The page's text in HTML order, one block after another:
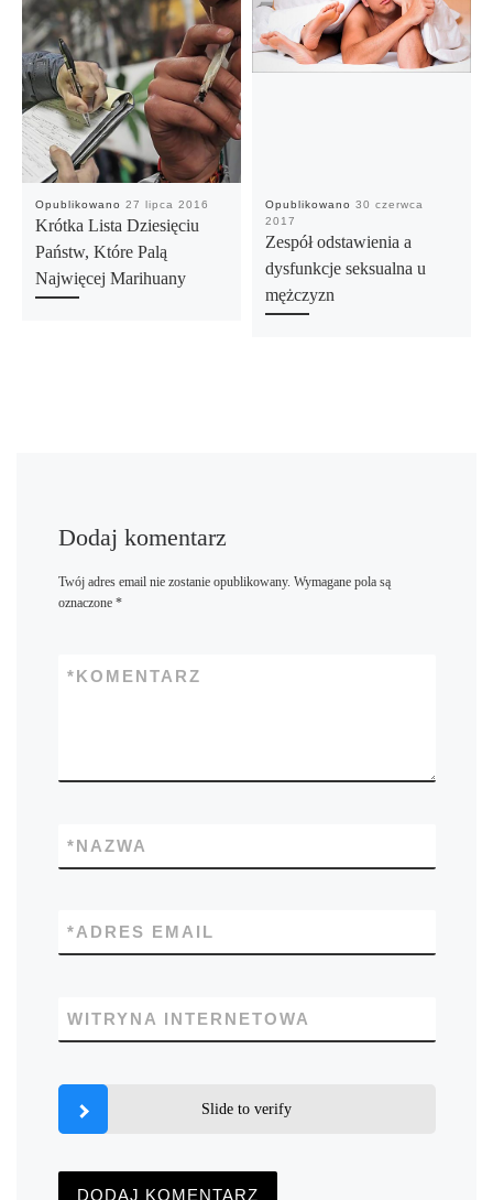
Opublikowano 27 lipca 2016
Krótka Lista Dziesięciu
Państw, Które Palą
Najwięcej Marihuany
Opublikowano 30 czerwca
2017
Zespół odstawienia a
dysfunkcje seksualna u
mężczyzn
Dodaj komentarz
Twój adres email nie zostanie opublikowany. Wymagane pola są
oznaczone *
KOMENTARZ
*
NAZWA
*
ADRES EMAIL
*
WITRYNA INTERNETOWA
Slide to verify